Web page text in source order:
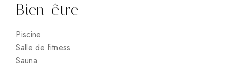
Bien-être
Piscine
Salle de fitness
Sauna